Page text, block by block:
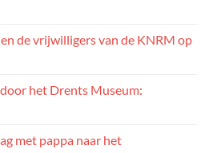
de vrijwilligers van de KNRM op
het Drents Museum:
met pappa naar het